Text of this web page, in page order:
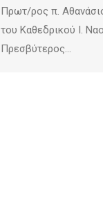
Πρωτ/ρος π.
του Καθεδρικού Ι.
Πρεσβύτερος…